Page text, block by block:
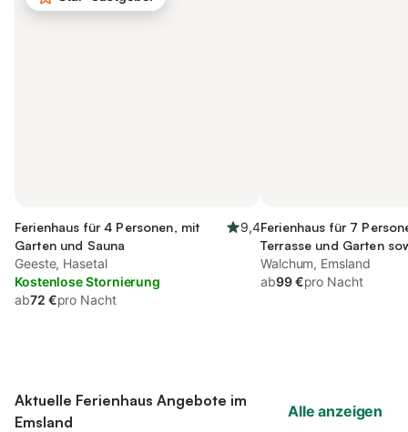
Ferienhaus für 4 Personen, mit
Garten und Sauna
9,4
Geeste, Hasetal
Kostenlose Stornierung
ab72 €pro Nacht
Ferienhaus für 7
Terrasse und Garten
und Seeblick
Walchum, Emsland
ab99 €pro Nacht
Aktuelle Ferienhaus Angebote im
Emsland
Alle anzeigen